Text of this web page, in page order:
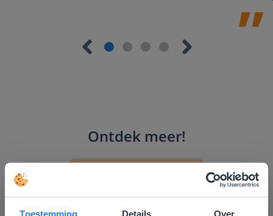
Toestemming Details Over
Ontdek meer!